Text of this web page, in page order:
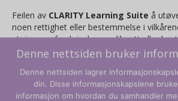
Feilen av CLARITY Learning Suite å
noen rettighet eller bestemmelse i
utgjøre en fraskrivelse av slik rett eller
for bruk utgjør hele avtalen mellom deg
og styrer din bruk av tjenesten, og
tidligere avtaler mellom deg ogCLARITY
(inkludert, men ikke begrenset til,
av vilkårene for bruk).
Denne nettsiden bruker
Denne nettsiden lagrer
din. Disse informasjonskapslene
informasjon om hvordan du samhandler